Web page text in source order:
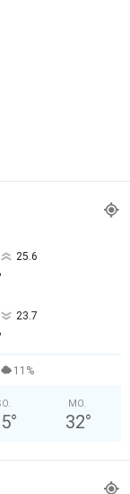
25.6
23.7
11%
°
MO.
32°